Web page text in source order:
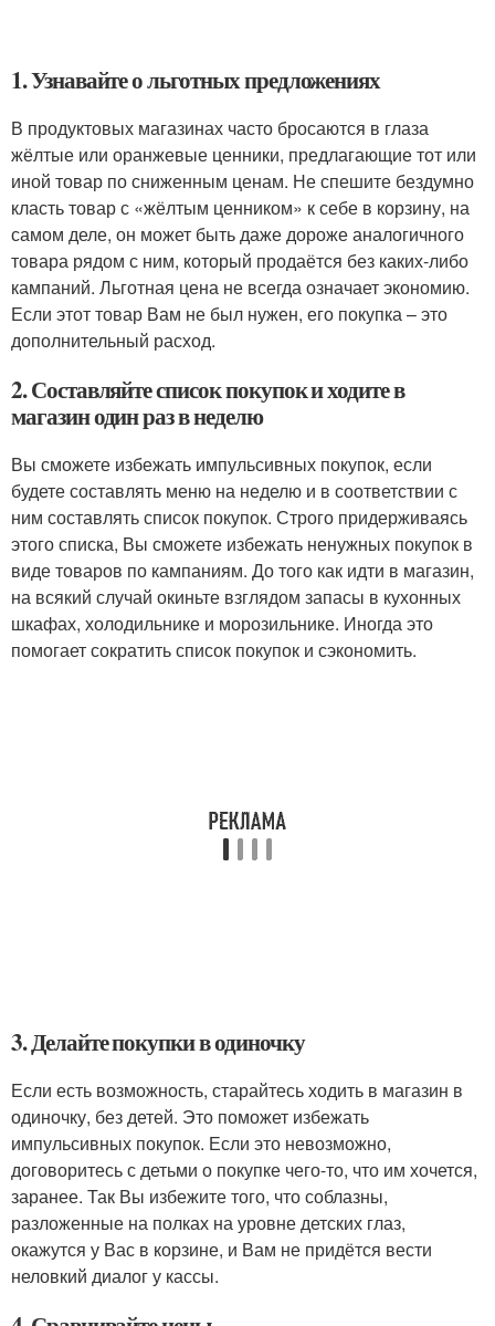
1. Узнавайте о льготных предложениях
В продуктовых магазинах часто бросаются в глаза
жёлтые или оранжевые ценники, предлагающие тот или
иной товар по сниженным ценам. Не спешите бездумно
класть товар с «жёлтым ценником» к себе в корзину, на
самом деле, он может быть даже дороже аналогичного
товара рядом с ним, который продаётся без каких-либо
кампаний. Льготная цена не всегда означает экономию.
Если этот товар Вам не был нужен, его покупка – это
дополнительный расход.
2. Составляйте список покупок и ходите в
магазин один раз в неделю
Вы сможете избежать импульсивных покупок, если
будете составлять меню на неделю и в соответствии с
ним составлять список покупок. Строго придерживаясь
этого списка, Вы сможете избежать ненужных покупок в
виде товаров по кампаниям. До того как идти в магазин,
на всякий случай окиньте взглядом запасы в кухонных
шкафах, холодильнике и морозильнике. Иногда это
помогает сократить список покупок и сэкономить.
3. Делайте покупки в одиночку
Если есть возможность, старайтесь ходить в магазин в
одиночку, без детей. Это поможет избежать
импульсивных покупок. Если это невозможно,
договоритесь с детьми о покупке чего-то, что им хочется,
заранее. Так Вы избежите того, что соблазны,
разложенные на полках на уровне детских глаз,
окажутся у Вас в корзине, и Вам не придётся вести
неловкий диалог у кассы.